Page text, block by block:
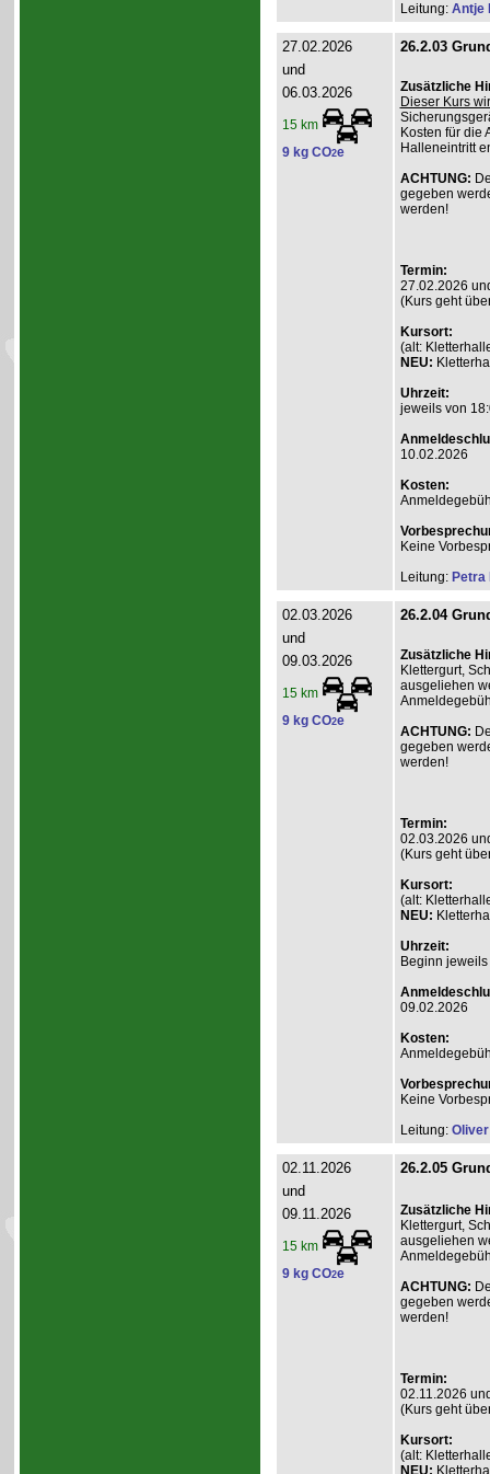
Leitung: Antje
27.02.2026
und
06.03.2026
15 km
9 kg CO2e
26.2.03
Zusätzliche
Dieser Kurs
Kosten für die
Halleneintritt
ACHTUNG:
gegeben
werden!
Termin:
27.02.2026
(Kurs geht
Kursort:
(alt:
NEU:
Uhrzeit:
jeweils von
10.02.2026
Kosten:
Keine
Leitung: Petra
02.03.2026
und
09.03.2026
15 km
9 kg CO2e
26.2.04
Zusätzliche
Klettergurt,
ausgeliehen
ACHTUNG:
gegeben
werden!
Termin:
02.03.2026
(Kurs geht
Kursort:
(alt:
NEU:
Uhrzeit:
Beginn
09.02.2026
Kosten:
Keine
Leitung:
02.11.2026
und
09.11.2026
15 km
9 kg CO2e
26.2.05
Zusätzliche
Klettergurt,
ausgeliehen
ACHTUNG:
gegeben
werden!
Termin:
02.11.2026
(Kurs geht
Kursort:
(alt:
NEU: